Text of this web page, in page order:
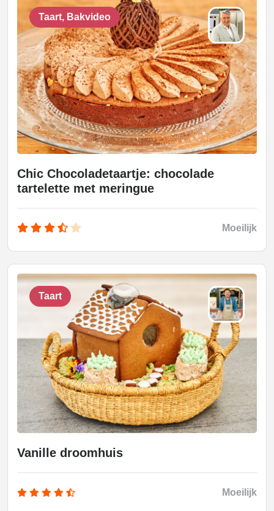
Taart, Bakvideo
Chic Chocoladetaartje: chocolade
tartelette met meringue
Moeilijk
Taart
Vanille droomhuis
Moeilijk